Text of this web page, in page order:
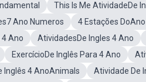
This Is Me AtividadeDe
Ano Numeros
4 Estações
Ano AtividadesDe Ingles 4 Ano
ExercícioDe Inglês Para 4 Ano
Inglês 4 AnoAnimals
Atividade De